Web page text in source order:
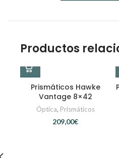
Productos
Prismáticos Hawke
Vantage 8×42
Óptica, Prismáticos
€